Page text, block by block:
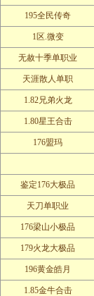
195全民传奇
1区.微变
无赦十季单职业
天涯散人单职
1.82兄弟火龙
1.80星王合击
176盟玛
鉴定176大极品
天刀单职业
176梁山小极品
179火龙大极品
196黄金皓月
1.85金牛合击